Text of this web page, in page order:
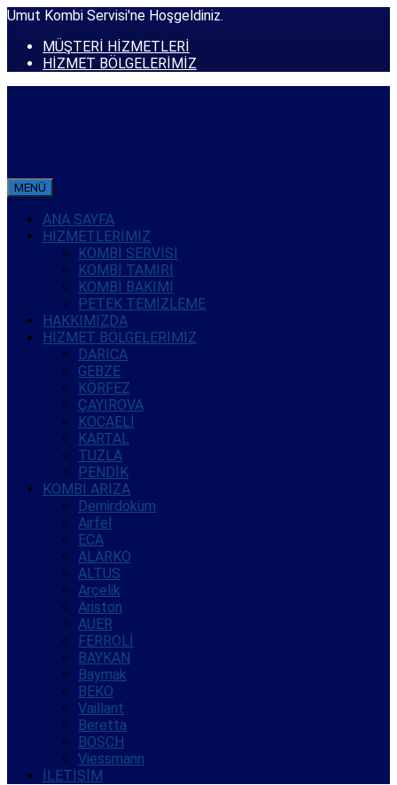
Umut Kombi Servisi'ne Hoşgeldiniz.
MÜŞTERİ HİZMETLERİ
HİZMET BÖLGELERİMİZ
MENÜ
ANA SAYFA
HİZMETLERİMİZ
KOMBİ SERVİSİ
KOMBİ TAMİRİ
KOMBİ BAKIMI
PETEK TEMİZLEME
HAKKIMIZDA
HİZMET BÖLGELERİMİZ
DARICA
GEBZE
KÖRFEZ
ÇAYIROVA
KOCAELİ
KARTAL
TUZLA
PENDİK
KOMBİ ARIZA
Demirdöküm
Airfel
ECA
ALARKO
ALTUS
Arçelik
Ariston
AUER
FERROLİ
BAYKAN
Baymak
BEKO
Vaillant
Beretta
BOSCH
Viessmann
İLETİŞİM